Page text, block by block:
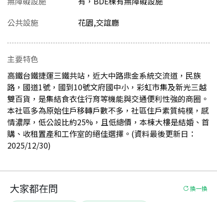
公共設施
花園,交誼廳
主要特色
高鐵台鐵捷運三鐵共站，近大中路鼎金系統交流道，民族
路，國道1號，國到10號文府國中小，彩虹市集及新光三越
雙百貨，是集結食衣住行育等機能與交通便利性強的商圈。
本社區多為原始住戶移轉戶數不多，社區住戶素質純樸，感
情濃厚，低公設比約25%，且低總價，本棟大樓是結婚、首
購、收租置產和工作室的絕佳選擇。(資料最後更新日：
2025/12/30)
大家都在問 換一換